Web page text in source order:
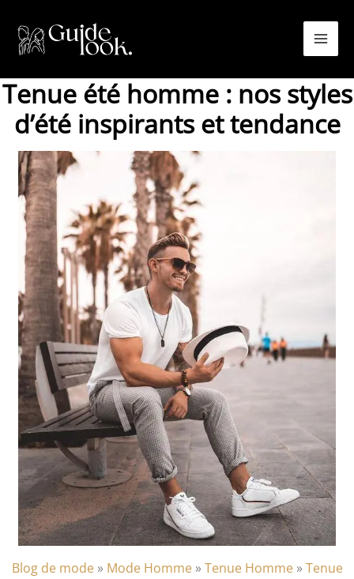
contenu
Tenue été homme : nos styles
d’été inspirants et tendance
Blog de mode» Mode Homme»Tenue Homme»Tenue